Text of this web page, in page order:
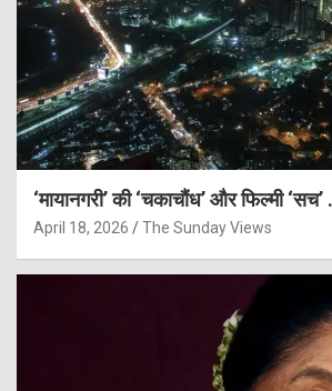
‘मायानगरी’ की ‘चकाचौंध’ और फिल्मी
April 18, 2026 The Sunday Views